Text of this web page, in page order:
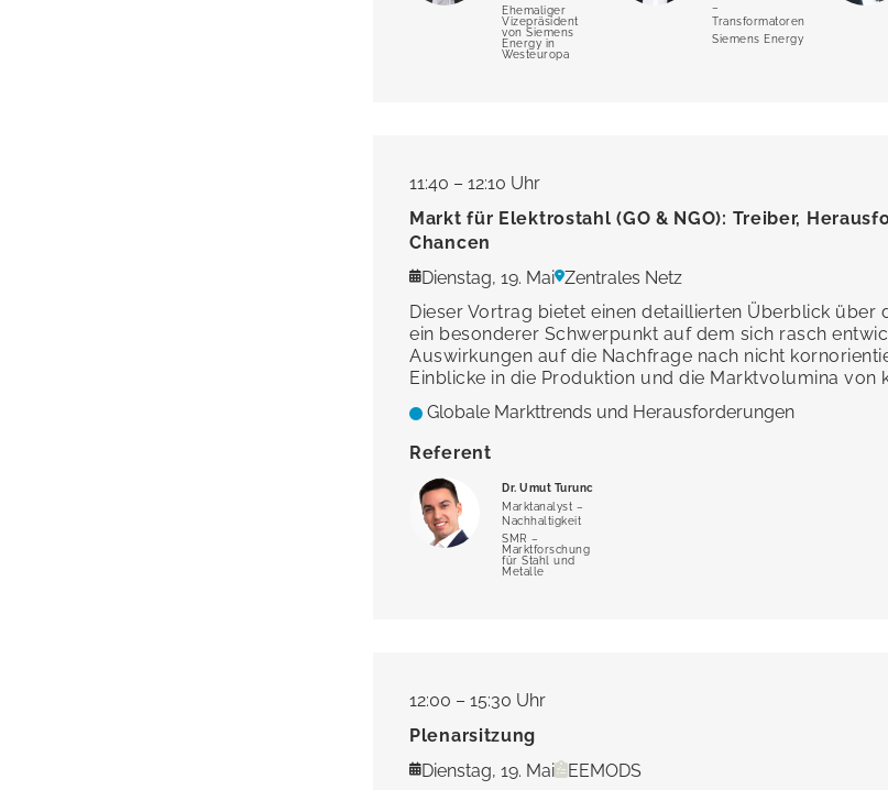
Ehemaliger
Vizepräsident
von Siemens
Energy in
Westeuropa
–
Transformatoren
Siemens Energy
11:40 – 12:10 Uhr
Markt für Elektrostahl (GO & NGO): Treiber,
Chancen
Dienstag, 19. Mai Zentrales Netz
Dieser Vortrag bietet einen detaillierten Überblick
ein besonderer Schwerpunkt auf dem sich rasch
Auswirkungen auf die Nachfrage nach nicht
Einblicke in die Produktion und die Marktvolumina von
Globale Markttrends und Herausforderungen
Referent
Dr. Umut Turunc
Marktanalyst –
Nachhaltigkeit
SMR –
Marktforschung
für Stahl und
Metalle
12:00 – 15:30 Uhr
Plenarsitzung
Dienstag, 19. Mai
EEMODS